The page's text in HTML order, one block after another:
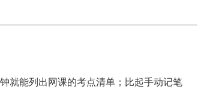
就能列出网课的考点清单；比起手动记笔